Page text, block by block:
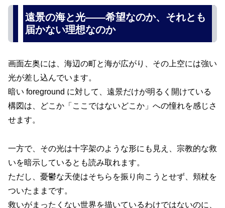
遠景の海と光――希望なのか、それとも
届かない理想なのか
画面左奥には、海辺の町と海が広がり、その上空には強い
光が差し込んでいます。
暗い foreground に対して、遠景だけが明るく開けている
構図は、どこか「ここではないどこか」への憧れを感じさ
せます。
一方で、その光は十字架のような形にも見え、宗教的な救
いを暗示しているとも読み取れます。
ただし、憂鬱な天使はそちらを振り向こうとせず、頬杖を
ついたままです。
救いがまったくない世界を描いているわけではないのに、